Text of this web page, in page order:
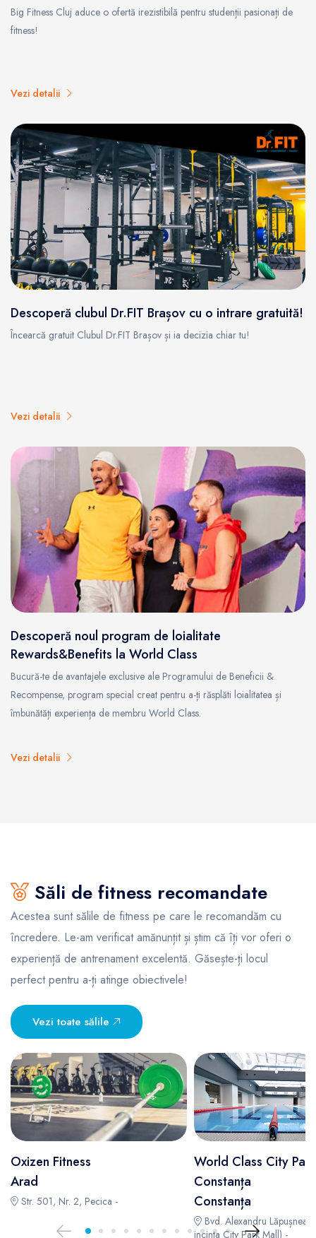
Big Fitness Cluj aduce o ofertă irezistibilă pentru studenții pasionați de
fitness!
Vezi detalii
Descoperă clubul Dr.FIT Brașov cu o intrare gratuită!
Încearcă gratuit Clubul Dr.FIT Brașov și ia decizia chiar tu!
Vezi detalii
Descoperă noul program de loialitate
Rewards&Benefits la World Class
Bucură-te de avantajele exclusive ale Programului de Beneficii &
Recompense, program special creat pentru a-ți răsplăti loialitatea și
îmbunătăți experiența de membru World Class.
Vezi detalii
Săli de fitness recomandate
Acestea sunt sălile de fitness pe care le recomandăm cu
încredere. Le-am verificat amănunțit și știm că îți vor oferi o
experiență de antrenament excelentă. Găsește-ți locul
perfect pentru a-ți atinge obiectivele!
Vezi toate sălile
Oxizen Fitness
Arad
Str. 501, Nr. 2, Pecica -
World Class City Park
Constanța
Constanța
Bvd. Alexandru
incinta City Park Mall) -